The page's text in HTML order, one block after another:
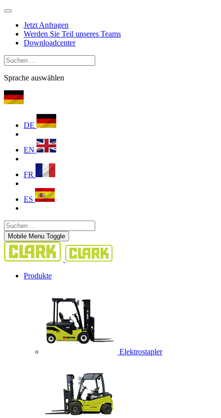
Jetzt Anfragen
Werden Sie Teil unseres Teams
Downloadcenter
Sprache auswählen
DE
EN
FR
ES
Mobile Menu Toggle
Produkte
Elektrostapler